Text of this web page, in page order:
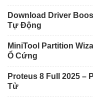
Download Driver
Tự Động
MiniTool Partition
Ổ Cứng
Proteus 8 Full 2025 –
Tử